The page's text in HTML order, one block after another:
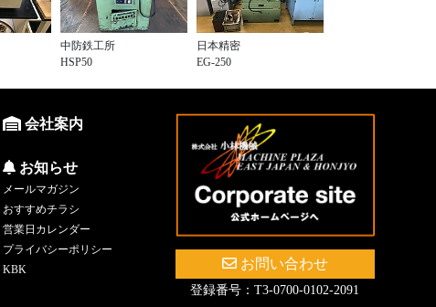
中防鉄工所
HSP50
日本精密
EG-250
会社案内
お知らせ
メールマガジン
おすすめチラシ
営業日カレンダー
プライバシーポリシー
KBK
お問い合わせ
登録番号：T3-0700-0102-2091